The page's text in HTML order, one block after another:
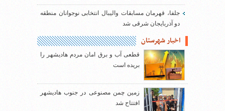
جلفا، قهرمان مسابقات والیبال انتخابی نوجوانان منطقه
دو آذربایجان شرقی شد
اخبار شهرستان
قطعی آب و برق امان مردم هادیشهر را
بریده است
زمین چمن مصنوعی در جنوب هادیشهر
افتتاح شد